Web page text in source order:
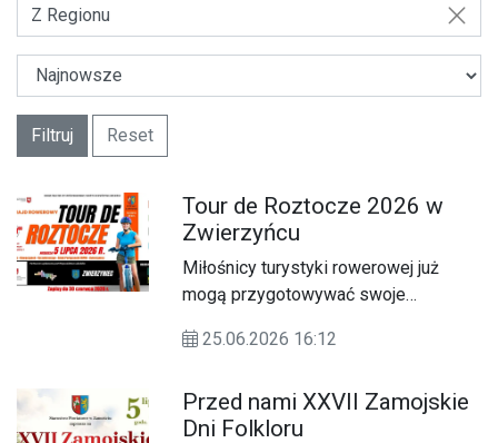
Z Regionu
Filtruj Reset
Tour de Roztocze 2026 w
Zwierzyńcu
Miłośnicy turystyki rowerowej już
mogą przygotowywać swoje
25.06.2026 16:12
Przed nami XXVII Zamojskie
Dni Folkloru